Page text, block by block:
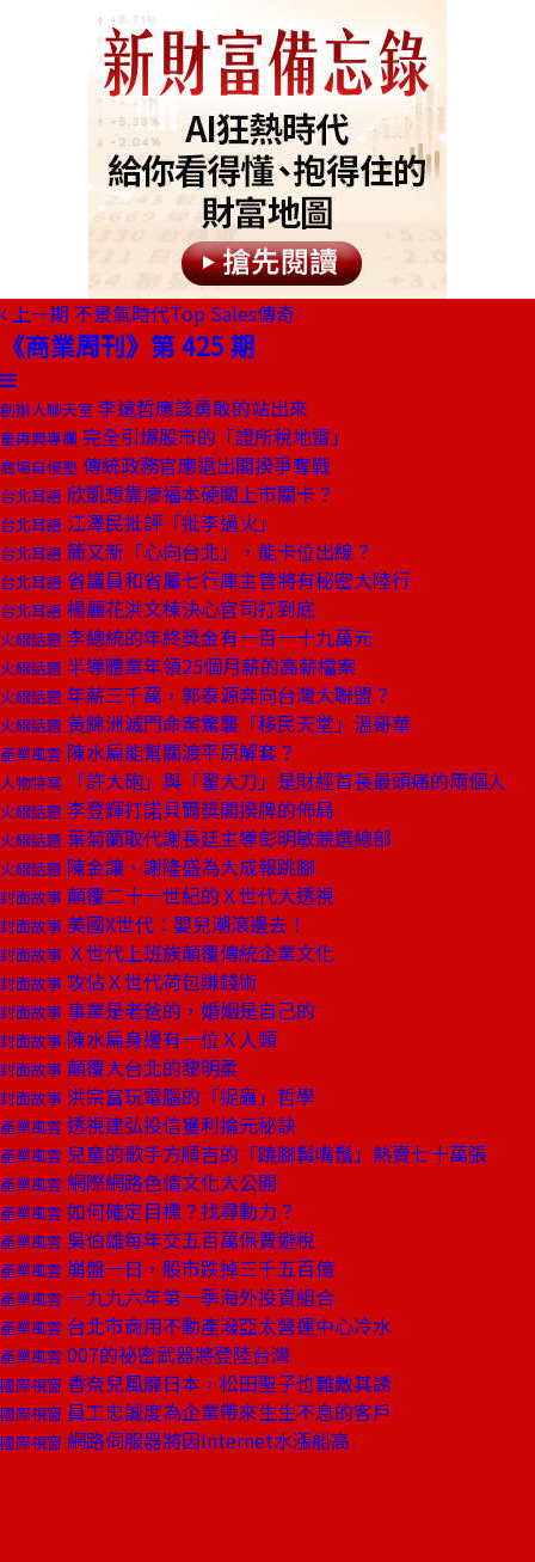
上一期 不景氣時代Top Sales傳奇
《商業周刊》第 425 期
創辦人聊天室 李遠哲應該勇敢的站出來
童再興專欄 完全引爆股市的「證所稅地雷」
商場自慢塾 傳統政務官應退出閣揆爭奪戰
台北耳語 欣凱想靠廖福本硬闖上市關卡？
台北耳語 江澤民批評「批李過火」
台北耳語 簡又新「心向台北」，能卡位出線？
台北耳語 省議員和省屬七行庫主管將有秘密大陸行
台北耳語 楊麗花洪文棟決心官司打到底
火線話題 李總統的年終獎金有一百一十九萬元
火線話題 半導體業年領25個月薪的高薪檔案
火線話題 年薪三千萬，郭泰源奔向台灣大聯盟？
火線話題 黃錦洲滅門命案驚襲「移民天堂」溫哥華
產業風雲 陳水扁能幫關渡平原解套？
人物特寫 「許大砲」與「翟大刀」是財經首長最頭痛的兩個人
火線話題 李登輝打諾貝爾獎閣揆牌的佈局
火線話題 葉菊蘭取代謝長廷主導彭明敏競選總部
火線話題 陳金讓、謝隆盛為大成報跳腳
封面故事 顛覆二十一世紀的Ｘ世代大透視
封面故事 美國X世代：嬰兒潮滾邊去！
封面故事 Ｘ世代上班族顛覆傳統企業文化
封面故事 攻佔Ｘ世代荷包賺錢術
封面故事 事業是老爸的，婚姻是自己的
封面故事 陳水扁身邊有一位Ｘ人類
封面故事 顛覆大台北的黎明柔
封面故事 洪宗富玩電腦的「捉蟲」哲學
產業風雲 透視建弘投信獲利掄元秘訣
產業風雲 兒童的歌手方順吉的「蹺腳髯嘴鬚」熱賣七十萬張
產業風雲 網際網路色情文化大公開
產業風雲 如何確定目標？找尋動力？
產業風雲 吳伯雄每年交五百萬保費避稅
產業風雲 崩盤一日，股市跌掉三千五百億
產業風雲 一九九六年第一季海外投資組合
產業風雲 台北市商用不動產潑亞太營運中心冷水
產業風雲 007的祕密武器將登陸台灣
國際視窗 香奈兒風靡日本，松田聖子也難敵其誘
國際視窗 員工忠誠度為企業帶來生生不息的客戶
國際視窗 網路伺服器將因Internet水漲船高